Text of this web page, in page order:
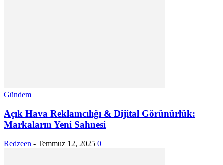
Gündem
Açık Hava Reklamcılığı & Dijital Görünürlük:
Markaların Yeni Sahnesi
Redzeen - Temmuz 12, 2025 0